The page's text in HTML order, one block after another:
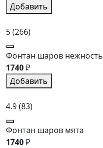
Добавить
5(266)
Фонтан шаров нежность
1740₽
Добавить
4.9(83)
Фонтан шаров мята
1740₽